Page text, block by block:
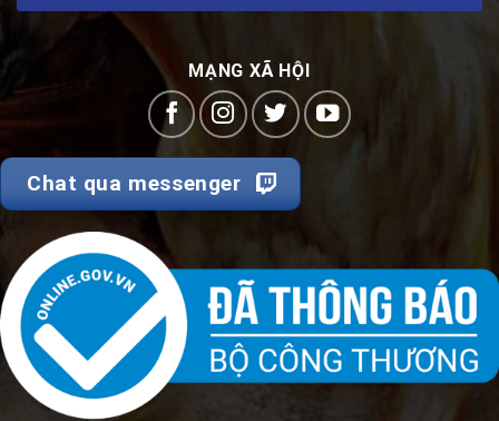
MẠNG XÃ HỘI
Chat qua messenger